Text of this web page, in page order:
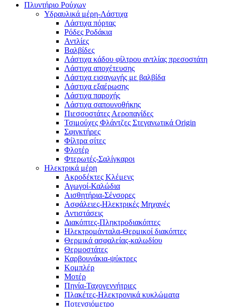
Πλυντήριο Ρούχων
Υδραυλικά μέρη-Λάστιχα
Λάστιχα πόρτας
Ρόδες Ροδάκια
Αντλίες
Βαλβίδες
Λάστιχα κάδου φίλτρου αντλίας πρεσοστάτη
Λάστιχα αποχέτευσης
Λάστιχα εισαγωγής με βαλβίδα
Λάστιχα εξαέρωσης
Λάστιχα παροχής
Λάστιχα σαπουνοθήκης
Πιεσσοστάτες Αεροπαγίδες
Τσιμούχες Φλάντζες Στεγανωτικά Origin
Σφιγκτήρες
Φίλτρα σίτες
Φλοτέρ
Φτερωτές-Σαλίγκαροι
Ηλεκτρικά μέρη
Ακροδέκτες Κλέμενς
Αγωγοί-Καλώδια
Αισθητήρια-Σένσορες
Ασφάλειες-Ηλεκτρικές Μηχανές
Αντιστάσεις
Διακόπτες-Πληκτροδιακόπτες
Ηλεκτρομάνταλα-Θερμικοί διακόπτες
Θερμικά ασφαλείας-καλωδίου
Θερμοστάτες
Καρβουνάκια-ψύκτρες
Κομπλέρ
Μοτέρ
Πηνία-Ταχογεννήτριες
Πλακέτες-Ηλεκτρονικά κυκλώματα
Ποτενσιόμετρο